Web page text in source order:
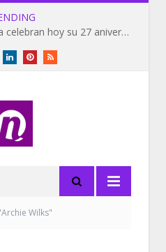
Barack y Michelle Obama celebran hoy su 27 aniversario de bodas
LinkedInPinterestRSS
Wilks"